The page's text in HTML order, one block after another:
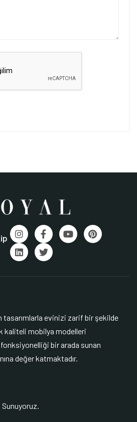
tasarımlarla evinizi zarif bir şekilde
kaliteli mobilya modelleri
bir arada sunan
değer katmaktadır.